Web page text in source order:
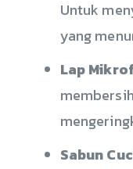
Untuk
yang
Lap
Sabun